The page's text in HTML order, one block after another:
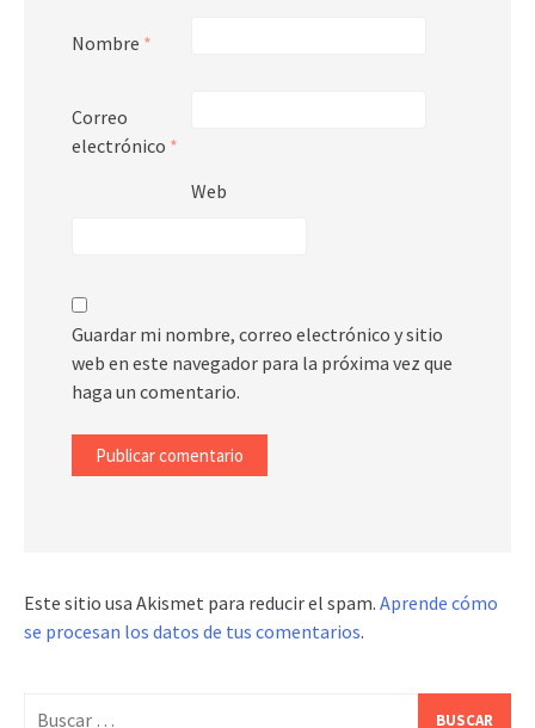
Nombre *
Correo
electrónico *
Web
Guardar mi nombre, correo electrónico y sitio
web en este navegador para la próxima vez que
haga un comentario.
Este sitio usa Akismet para reducir el spam. Aprende cómo
se procesan los datos de tus comentarios.